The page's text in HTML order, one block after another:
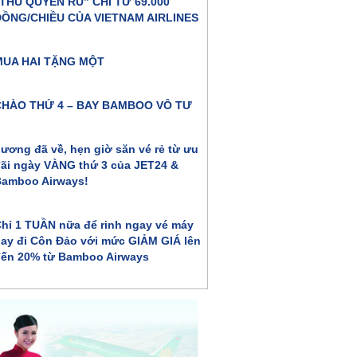
CHIỀU CỦA VIETNAM AIRLINES
HAI TẶNG MỘT
THỨ 4 – BAY BAMBOO VÔ TƯ
đã về, hẹn giờ săn vé rẻ từ ưu
ngày VÀNG thứ 3 của JET24 &
Airways!
1 TUẦN nữa để rinh ngay vé máy
đi Côn Đảo với mức GIẢM GIÁ lên
20% từ Bamboo Airways